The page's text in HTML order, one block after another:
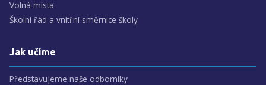
Volná místa
Školní řád a vnitřní směrnice školy
Jak učíme
Představujeme naše odborníky